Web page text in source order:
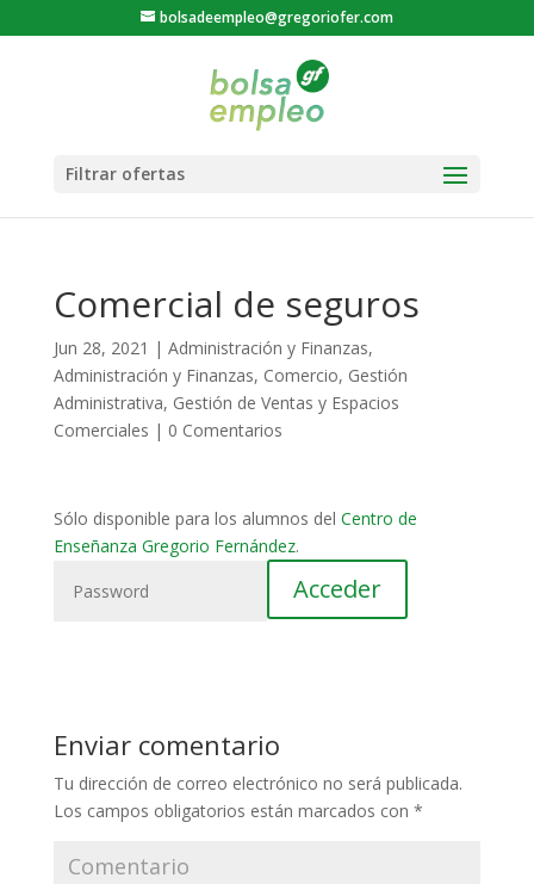
bolsadeempleo@gregoriofer.com
Comercial de seguros
Jun 28, 2021 | Administración y Finanzas,
Administración y Finanzas, Comercio, Gestión
Administrativa, Gestión de Ventas y Espacios
Comerciales | 0 Comentarios
Sólo disponible para los alumnos del Centro de
Enseñanza Gregorio Fernández.
Enviar comentario
Tu dirección de correo electrónico no será publicada.
Los campos obligatorios están marcados con *